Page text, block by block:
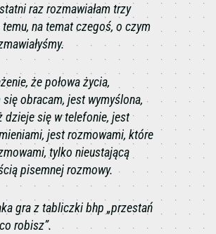
raz rozmawiałam trzy
na temat czegoś, o czym
że połowa życia,
obracam, jest wymyślona,
dzieje się w telefonie, jest
jest rozmowami, które
tylko nieustającą
pisemnej rozmowy.
gra z tabliczki bhp „przestań
robisz”.